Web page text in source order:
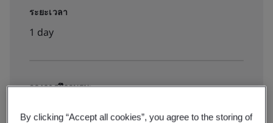
ระยะเวลา
1 day
จองการฝึกอบรม:
By clicking “Accept all cookies”, you agree to the storing of